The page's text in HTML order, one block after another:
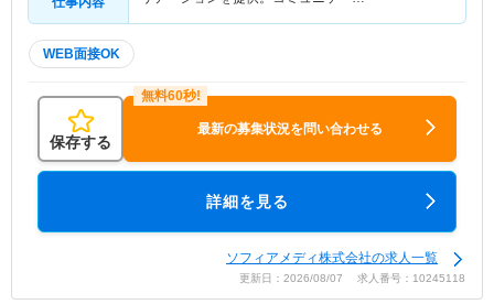
WEB面接OK
保存する
最新の募集状況を問い合わせる
詳細を見る
ソフィアメディ株式会社の求人一覧
更新日：2026/08/07 求人番号：10245118